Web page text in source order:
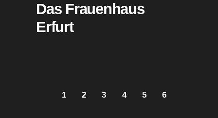
Das Frauenhaus
Erfurt
1 2 3 4 5 6